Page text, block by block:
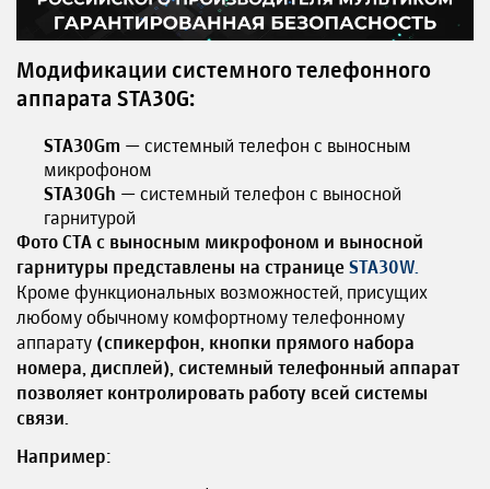
Модификации системного телефонного
аппарата STA30G:
STA30Gm — системный телефон с выносным
микрофоном
STA30Gh — системный телефон с выносной
гарнитурой
Фото СТА с выносным микрофоном и выносной
гарнитуры представлены на странице STA30W.
Кроме функциональных возможностей, присущих
любому обычному комфортному телефонному
аппарату (спикерфон, кнопки прямого набора
номера, дисплей), системный телефонный аппарат
позволяет контролировать работу всей системы
связи.
Например: